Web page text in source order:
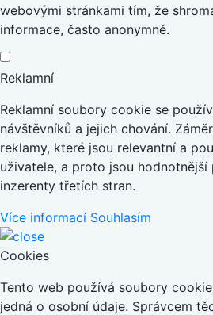
webovými stránkami tím, že
informace, často anonymně.
Reklamní
Reklamní soubory cookie se
návštěvníků a jejich chování.
reklamy, které jsou relevantní a
uživatele, a proto jsou hodnotnější
inzerenty třetích stran.
Více informací Souhlasím
Cookies
Tento web používá soubory
jedná o osobní údaje. Správcem